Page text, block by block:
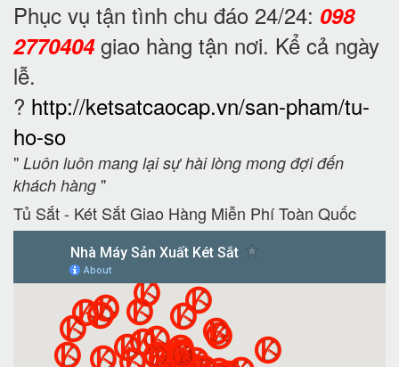
Phục vụ tận tình chu đáo 24/24: 098
2770404giao hàng tận nơi. Kể cả ngày
lễ.
? http://ketsatcaocap.vn/san-pham/tu-
ho-so
" Luôn luôn mang lại sự hài lòng mong đợi đến
khách hàng "
Tủ Sắt - Két Sắt Giao Hàng Miễn Phí Toàn Quốc